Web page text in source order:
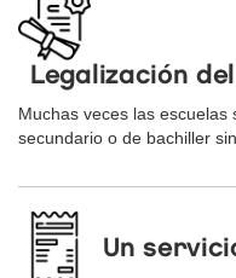
Legalización
Muchas veces las
secundario o de bachiller
Un